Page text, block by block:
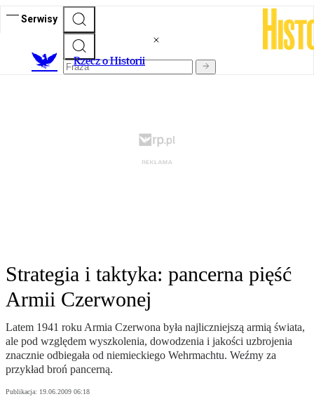
Serwisy
Rzecz o Historii
Strategia i taktyka: pancerna pięść
Armii Czerwonej
Latem 1941 roku Armia Czerwona była najliczniejszą armią świata,
ale pod względem wyszkolenia, dowodzenia i jakości uzbrojenia
znacznie odbiegała od niemieckiego Wehrmachtu. Weźmy za
przykład broń pancerną.
Publikacja: 19.06.2009 06:18